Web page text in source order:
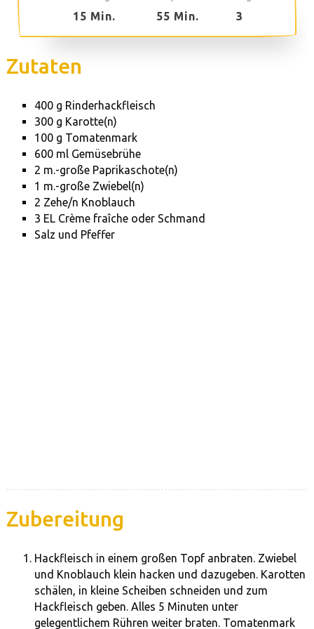
15 Min. 55 Min. 3
Zutaten
400 g Rinderhackfleisch
300 g Karotte(n)
100 g Tomatenmark
600 ml Gemüsebrühe
2 m.-große Paprikaschote(n)
1 m.-große Zwiebel(n)
2 Zehe/n Knoblauch
3 EL Crème fraîche oder Schmand
Salz und Pfeffer
Zubereitung
Hackfleisch in einem großen Topf anbraten. Zwiebel
und Knoblauch klein hacken und dazugeben. Karotten
schälen, in kleine Scheiben schneiden und zum
Hackfleisch geben. Alles 5 Minuten unter
gelegentlichem Rühren weiter braten. Tomatenmark